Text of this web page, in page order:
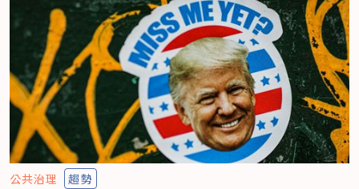
公共治理 趨勢